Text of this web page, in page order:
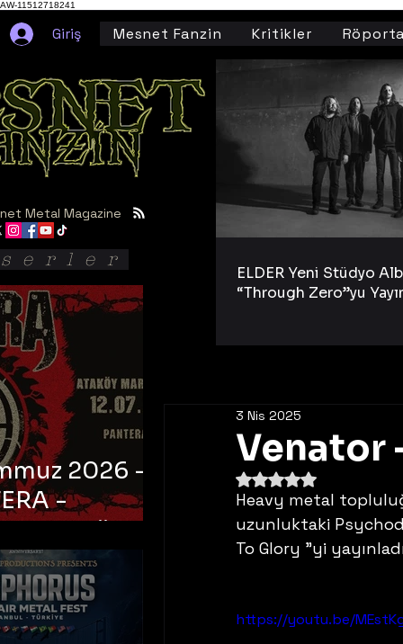
AW-11512718241
Giriş Mesnet Fanzin Kritikler
Venator
3 Nis 2025
5 üzerinden NaN yıldız
Heavy metal
uzunluktaki
To Glory "yi
https://youtu.be/
Metal Magazine
ELDER Yeni Stüdyo
“Through Zero”yu
2026 -
-
Ataköy
Arena